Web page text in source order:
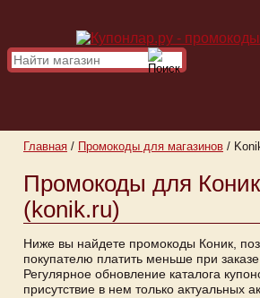
Главная / Промокоды для магазинов /
Промокоды для
(konik.ru)
Ниже вы найдете промокоды Коник,
покупателю платить меньше при
Регулярное обновление каталога
присутствие в нем только актуальных